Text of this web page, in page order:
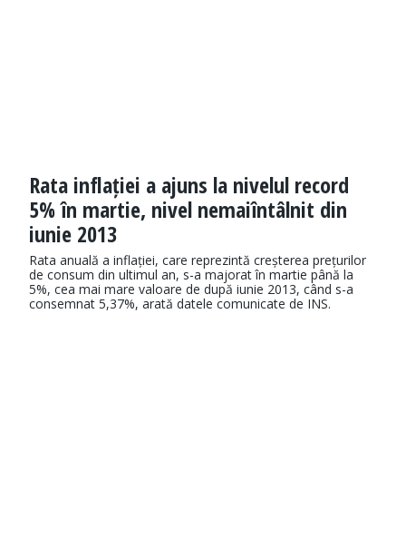
Rata inflației a ajuns la nivelul record
5% în martie, nivel nemaiîntâlnit din
iunie 2013
Rata anuală a inflației, care reprezintă creșterea prețurilor
de consum din ultimul an, s-a majorat în martie până la
5%, cea mai mare valoare de după iunie 2013, când s-a
consemnat 5,37%, arată datele comunicate de INS.